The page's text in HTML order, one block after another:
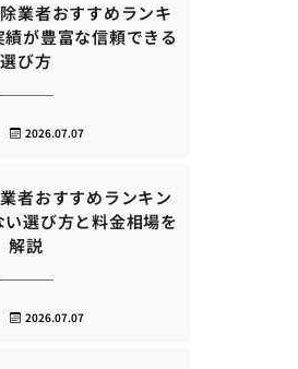
業者おすすめランキ
が豊富な信頼できる
選び方
2026.07.07
者おすすめランキン
選び方と料金相場を
解説
2026.07.07